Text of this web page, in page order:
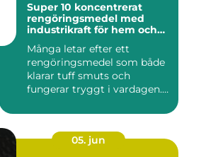
Super 10 koncentrerat
rengöringsmedel med
industrikraft för hem och
Många letar efter ett
rengöringsmedel som både
klarar tuff smuts och
fungerar tryggt i vardagen.
05. jun